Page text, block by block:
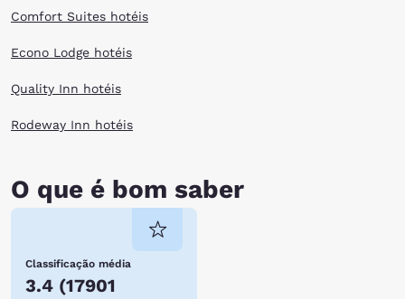
Comfort Suites hotéis
Econo Lodge hotéis
Quality Inn hotéis
Rodeway Inn hotéis
O que é bom saber
Classificação média
3.4 (17901